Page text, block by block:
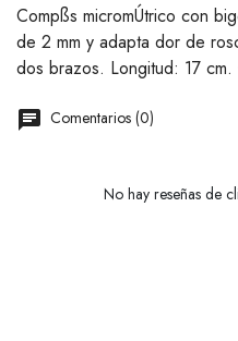
Compßs micromÚtrico con
de 2 mm y adapta dor de
dos brazos. Longitud: 17
Comentarios (0)
No hay reseñas de